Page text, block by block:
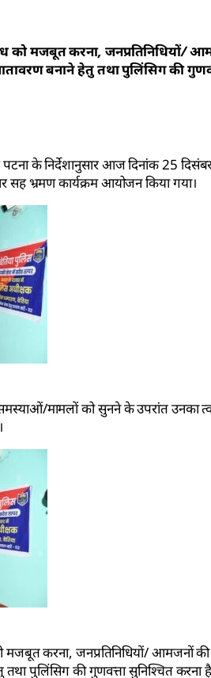
मजबूत करना, जनप्रतिनिधियों/
बनाने हेतु तथा पुलिंसिग की
के निर्देशानुसार आज दिनांक 25
सह भ्रमण कार्यक्रम आयोजन किया गया।
मामलों को सुनने के उपरांत उनका
करना, जनप्रतिनिधियों/ आमजनों की
पुलिंसिग की गुणवत्ता सुनिश्चित करना